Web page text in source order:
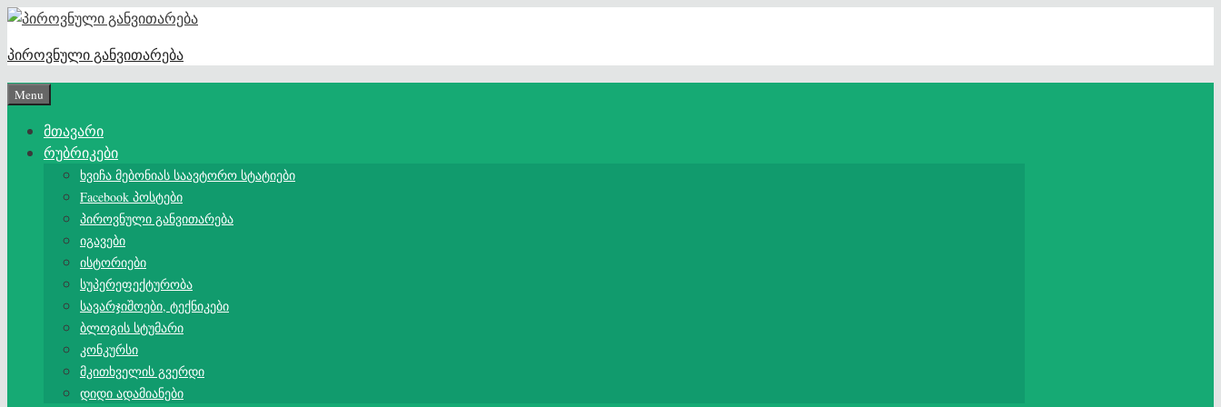
Skip
content
პიროვნული განვითარება
Menu
მთავარი
რუბრიკები
ხვიჩა მებონიას საავტორო სტატიები
Facebook პოსტები
პიროვნული განვითარება
იგავები
ისტორიები
სუპერეფექტურობა
სავარჯიშოები, ტექნიკები
ბლოგის სტუმარი
კონკურსი
მკითხველის გვერდი
დიდი ადამიანები